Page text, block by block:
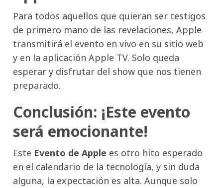
Para todos aquellos que quieran ser testigos
de primero mano de las revelaciones, Apple
transmitirá el evento en vivo en su sitio web
y en la aplicación Apple TV. Solo queda
esperar y disfrutar del show que nos tienen
preparado.
Conclusión: ¡Este evento
será emocionante!
Este Evento de Apple es otro hito esperado
en el calendario de la tecnología, y sin duda
alguna, la expectación es alta. Aunque solo